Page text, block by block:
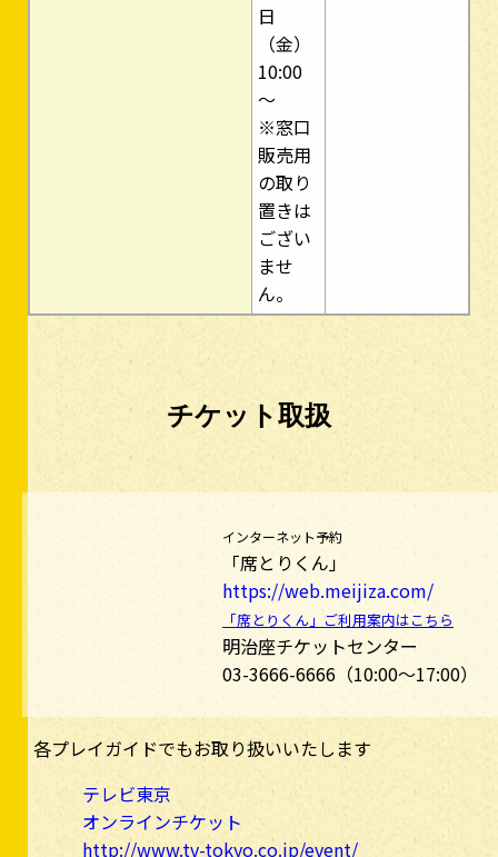
日
（金）
10:00
～
※窓口
販売用
の取り
置きは
ござい
ませ
ん。
チケット取扱
インターネット予約
「席とりくん」
https://web.meijiza.com/
「席とりくん」ご利用案内はこちら
明治座チケットセンター
03-3666-6666 （10:00～17:00）
各プレイガイドでもお取り扱いいたします
テレビ東京
オンラインチケット
http://www.tv-tokyo.co.jp/event/